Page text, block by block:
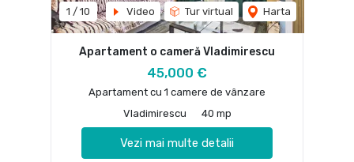
1 / 10 Video Tur virtual Harta
Apartament o cameră Vladimirescu
45,000 €
Apartament cu 1 camere de vânzare
Vladimirescu
40 mp
Vezi mai multe detalii